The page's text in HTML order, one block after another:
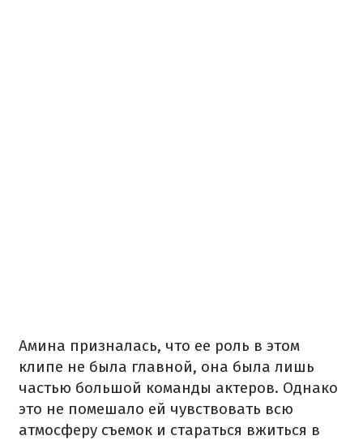
Амина призналась, что ее роль в этом
клипе не была главной, она была лишь
частью большой команды актеров. Однако
это не помешало ей чувствовать всю
атмосферу съемок и стараться вжиться в